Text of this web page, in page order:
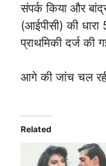
संपर्क किया और
(आईपीसी) की
प्राथमिकी दर्ज की
आगे की जांच चल
Related